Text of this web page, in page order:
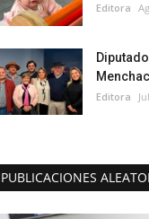
Editora
Editora
PUBLICACIONES